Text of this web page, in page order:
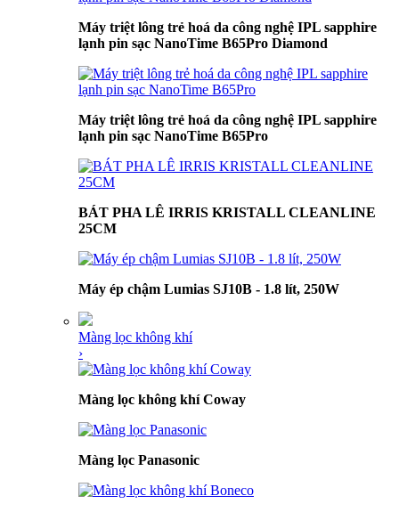
Máy triệt lông trẻ hoá da công nghệ IPL sapphire
lạnh pin sạc NanoTime B65Pro Diamond
Máy triệt lông trẻ hoá da công nghệ IPL sapphire
lạnh pin sạc NanoTime B65Pro
BÁT PHA LÊ IRRIS KRISTALL CLEANLINE
25CM
Máy ép chậm Lumias SJ10B - 1.8 lít, 250W
Màng lọc không khí
›
Màng lọc không khí Coway
Màng lọc Panasonic